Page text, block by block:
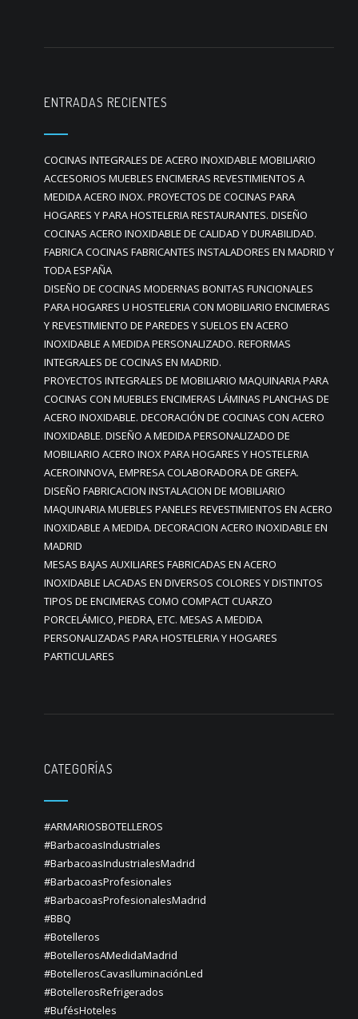
ENTRADAS RECIENTES
COCINAS INTEGRALES DE ACERO INOXIDABLE MOBILIARIO
ACCESORIOS MUEBLES ENCIMERAS REVESTIMIENTOS A
MEDIDA ACERO INOX. PROYECTOS DE COCINAS PARA
HOGARES Y PARA HOSTELERIA RESTAURANTES. DISEÑO
COCINAS ACERO INOXIDABLE DE CALIDAD Y DURABILIDAD.
FABRICA COCINAS FABRICANTES INSTALADORES EN MADRID Y
TODA ESPAÑA
DISEÑO DE COCINAS MODERNAS BONITAS FUNCIONALES
PARA HOGARES U HOSTELERIA CON MOBILIARIO ENCIMERAS
Y REVESTIMIENTO DE PAREDES Y SUELOS EN ACERO
INOXIDABLE A MEDIDA PERSONALIZADO. REFORMAS
INTEGRALES DE COCINAS EN MADRID.
PROYECTOS INTEGRALES DE MOBILIARIO MAQUINARIA PARA
COCINAS CON MUEBLES ENCIMERAS LÁMINAS PLANCHAS DE
ACERO INOXIDABLE. DECORACIÓN DE COCINAS CON ACERO
INOXIDABLE. DISEÑO A MEDIDA PERSONALIZADO DE
MOBILIARIO ACERO INOX PARA HOGARES Y HOSTELERIA
ACEROINNOVA, EMPRESA COLABORADORA DE GREFA.
DISEÑO FABRICACION INSTALACION DE MOBILIARIO
MAQUINARIA MUEBLES PANELES REVESTIMIENTOS EN ACERO
INOXIDABLE A MEDIDA. DECORACION ACERO INOXIDABLE EN
MADRID
MESAS BAJAS AUXILIARES FABRICADAS EN ACERO
INOXIDABLE LACADAS EN DIVERSOS COLORES Y DISTINTOS
TIPOS DE ENCIMERAS COMO COMPACT CUARZO
PORCELÁMICO, PIEDRA, ETC. MESAS A MEDIDA
PERSONALIZADAS PARA HOSTELERIA Y HOGARES
PARTICULARES
CATEGORÍAS
#ARMARIOSBOTELLEROS
#BarbacoasIndustriales
#BarbacoasIndustrialesMadrid
#BarbacoasProfesionales
#BarbacoasProfesionalesMadrid
#BBQ
#Botelleros
#BotellerosAMedidaMadrid
#BotellerosCavasIluminaciónLed
#BotellerosRefrigerados
#BufésHoteles